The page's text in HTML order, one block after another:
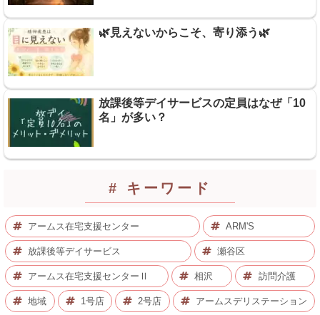
🌿見えないからこそ、寄り添う🌿
放課後等デイサービスの定員はなぜ「10
名」が多い？
# キーワード
アームス在宅支援センター ARM'S
放課後等デイサービス 瀬谷区
アームス在宅支援センターⅡ 相沢 訪問介護
地域 1号店 2号店 アームスデリステーション